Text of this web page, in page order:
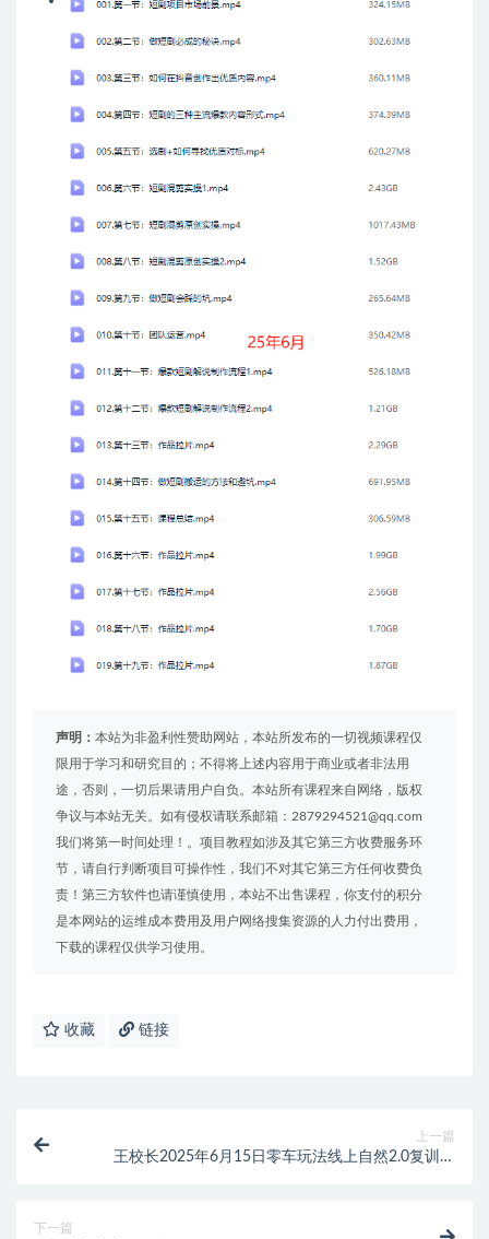
声明： 本站为非盈利性赞助网站，本站所发布的一切视频课程仅
限用于学习和研究目的；不得将上述内容用于商业或者非法用
途，否则，一切后果请用户自负。本站所有课程来自网络，版权
争议与本站无关。如有侵权请联系邮箱：2879294521@qq.com
我们将第一时间处理！。项目教程如涉及其它第三方收费服务环
节，请自行判断项目可操作性，我们不对其它第三方任何收费负
责！第三方软件也请谨慎使用，本站不出售课程，你支付的积分
是本网站的运维成本费用及用户网络搜集资源的人力付出费用，
下载的课程仅供学习使用。
收藏 链接
上一篇
王校长2025年6月15日零车玩法线上自然2.0复训课
下一篇